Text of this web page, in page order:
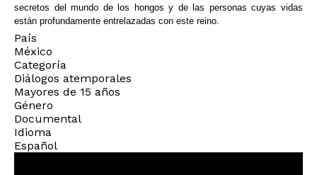
secretos del mundo de los hongos y de las personas cuyas vidas
están profundamente entrelazadas con este reino.
País
México
Categoría
Diálogos atemporales
Mayores de 15 años
Género
Documental
Idioma
Español